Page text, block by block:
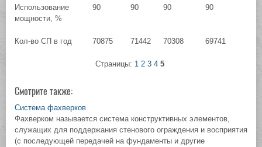
Использование
мощности, %
90 90 90 90
Кол-во СП в год 70875 71442 70308 69741
Страницы: 1 2 3 4 5
Смотрите также:
Система фахверков
Фахверком называется система конструктивных элементов,
служащих для поддержания стенового ограждения и восприятия
(с последующей передачей на фундаменты и другие